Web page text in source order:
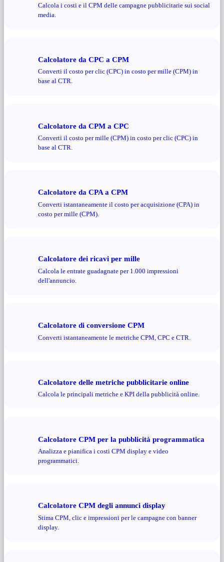
Calcola i costi e il CPM delle campagne pubblicitarie sui social
media.
Calcolatore da CPC a CPM
Converti il ​​costo per clic (CPC) in costo per mille (CPM) in
base al CTR.
Calcolatore da CPM a CPC
Converti il ​​costo per mille (CPM) in costo per clic (CPC) in
base al CTR.
Calcolatore da CPA a CPM
Converti istantaneamente il costo per acquisizione (CPA) in
costo per mille (CPM).
Calcolatore dei ricavi per mille
Calcola le entrate guadagnate per 1.000 impressioni
dell'annuncio.
Calcolatore di conversione CPM
Converti istantaneamente le metriche CPM, CPC e CTR.
Calcolatore delle metriche pubblicitarie online
Calcola le principali metriche e KPI della pubblicità online.
Calcolatore CPM per la pubblicità programmatica
Analizza e pianifica i costi CPM display e video
programmatici.
Calcolatore CPM degli annunci display
Stima CPM, clic e impressioni per le campagne con banner
display.